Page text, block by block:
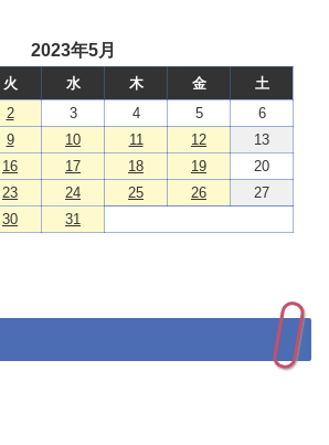
2023年5月
火 水 木 金
土
2 3 4 5
6
9 10 11 12
13
16 17 18 19
20
23 24 25 26
27
30 31